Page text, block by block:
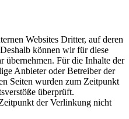
Websites Dritter, auf deren
können wir für diese
übernehmen. Für die Inhalte der
Anbieter oder Betreiber der
Seiten wurden zum Zeitpunkt
überprüft.
der Verlinkung nicht